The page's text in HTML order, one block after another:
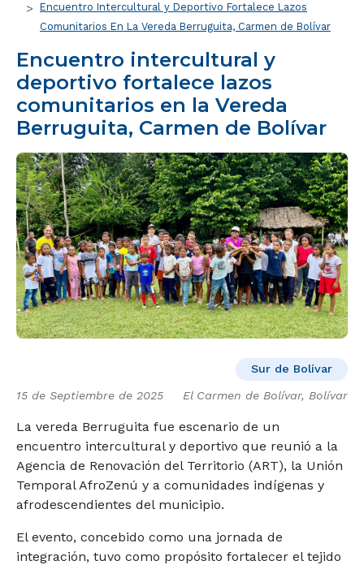
Encuentro Intercultural y Deportivo Fortalece Lazos
Comunitarios En La Vereda Berruguita, Carmen de Bolívar
Encuentro intercultural y
deportivo fortalece lazos
comunitarios en la Vereda
Berruguita, Carmen de Bolívar
Sur de Bolívar
15 de Septiembre de 2025 El Carmen de Bolívar, Bolívar
La vereda Berruguita fue escenario de un
encuentro intercultural y deportivo que reunió a la
Agencia de Renovación del Territorio (ART), la Unión
Temporal AfroZenú y a comunidades indígenas y
afrodescendientes del municipio.
El evento, concebido como una jornada de
integración, tuvo como propósito fortalecer el tejido